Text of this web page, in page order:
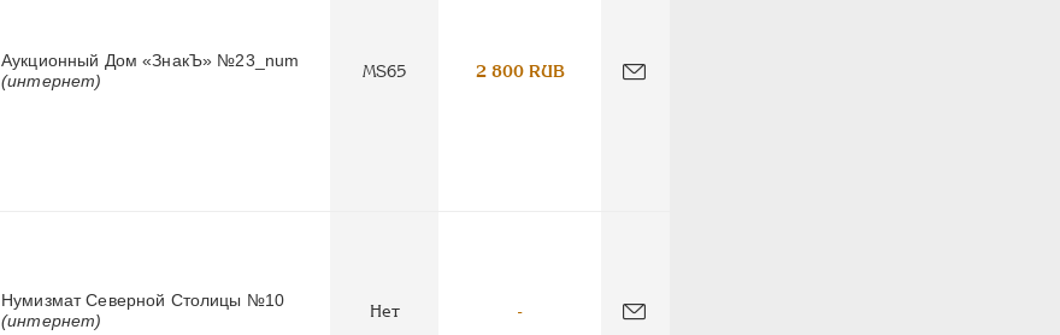
Аукционный Дом «ЗнакЪ» №23_num
(интернет)
MS65 2 800 RUB
Нумизмат Северной Столицы №10
(интернет)
Нет -